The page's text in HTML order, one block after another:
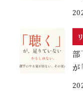
部
が